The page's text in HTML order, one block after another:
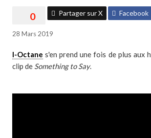
Partager sur X Facebook
28 Mars 2019
I-Octane s'en prend une fois de plus aux
clip de Something to Say.